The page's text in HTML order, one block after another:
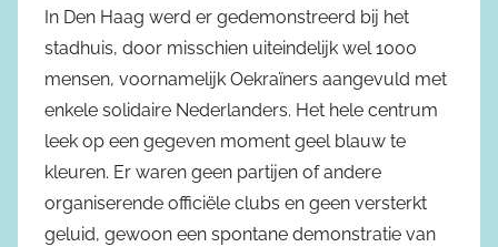
In Den Haag werd er gedemonstreerd bij het
stadhuis, door misschien uiteindelijk wel 1000
mensen, voornamelijk Oekraïners aangevuld met
enkele solidaire Nederlanders. Het hele centrum
leek op een gegeven moment geel blauw te
kleuren. Er waren geen partijen of andere
organiserende officiële clubs en geen versterkt
geluid, gewoon een spontane demonstratie van